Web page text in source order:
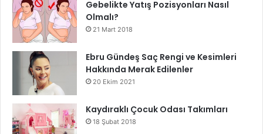
Gebelikte Yatış Pozisyonları Nasıl
Olmalı?
21 Mart 2018
Ebru Gündeş Saç Rengi ve Kesimleri
Hakkında Merak Edilenler
20 Ekim 2021
Kaydıraklı Çocuk Odası Takımları
18 Şubat 2018